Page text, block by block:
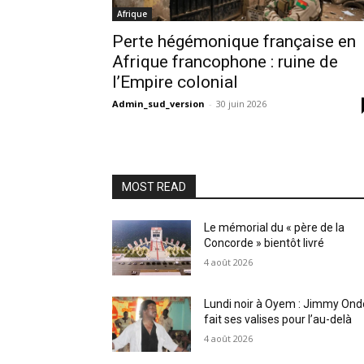
Afrique
Perte hégémonique française en
Afrique francophone : ruine de
l’Empire colonial
Admin_sud_version - 30 juin 2026
MOST READ
Le mémorial du « père de la
Concorde » bientôt livré
4 août 2026
Lundi noir à Oyem : Jimmy
fait ses valises pour l’au-delà
4 août 2026